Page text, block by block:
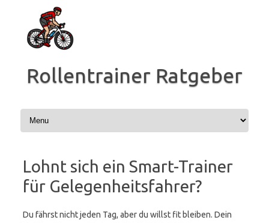
springen
Rollentrainer Ratgeber
Lohnt sich ein Smart-Trainer
für Gelegenheitsfahrer?
Du fährst nicht jeden Tag, aber du willst fit bleiben. Dein